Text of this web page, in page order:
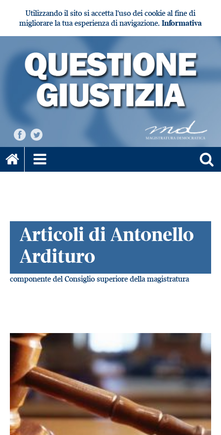
Utilizzando il sito si accetta l'uso dei cookie al fine di
migliorare la tua esperienza di navigazione. Informativa
Articoli di Antonello
Ardituro
componente del Consiglio superiore della magistratura